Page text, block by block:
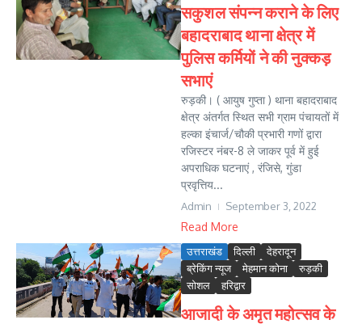
सकुशल संपन्न कराने के लिए
बहादराबाद थाना क्षेत्र में
पुलिस कर्मियों ने की नुक्कड़
सभाएं
रुड़की। ( आयुष गुप्ता ) थाना बहादराबाद
क्षेत्र अंतर्गत स्थित सभी ग्राम पंचायतों में
हल्का इंचार्ज/चौकी प्रभारी गणों द्वारा
रजिस्टर नंबर-8 ले जाकर पूर्व में हुई
अपराधिक घटनाएं , रंजिसे, गुंडा
प्रवृत्तिय...
Admin September 3, 2022
Read More
उत्तराखंड दिल्ली
देहरादून
ब्रेकिंग न्यूज
मेहमान कोना
रुड़की
सोशल
हरिद्वार
आजादी के अमृत महोत्सव के